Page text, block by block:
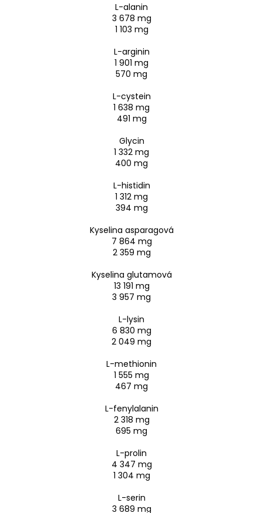
L-alanin
3 678 mg
1 103 mg
L-arginin
1 901 mg
570 mg
L-cystein
1 638 mg
491 mg
Glycin
1 332 mg
400 mg
L-histidin
1 312 mg
394 mg
Kyselina asparagová
7 864 mg
2 359 mg
Kyselina glutamová
13 191 mg
3 957 mg
L-lysin
6 830 mg
2 049 mg
L-methionin
1 555 mg
467 mg
L-fenylalanin
2 318 mg
695 mg
L-prolin
4 347 mg
1 304 mg
L-serin
3 689 mg